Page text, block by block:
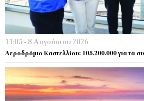
11:05 - 8 Αυγούστου 2026
Αεροδρόμιο Καστελλίου: 105.200.000 για τα